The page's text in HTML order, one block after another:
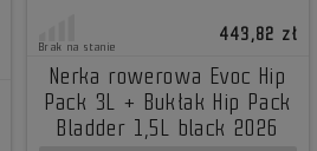
Brak na stanie
443,82 zł
Nerka rowerowa Evoc Hip
Pack 3L + Bukłak Hip Pack
Bladder 1,5L black 2026